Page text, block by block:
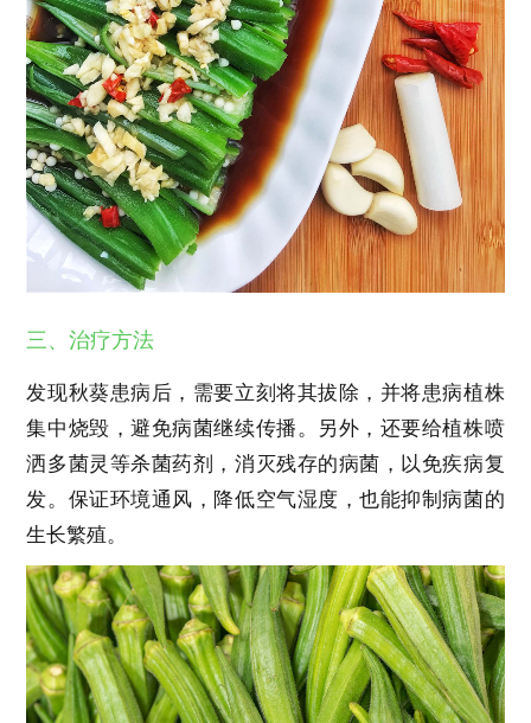
三、治疗方法
发现秋葵患病后，需要立刻将其拔除，并将患病植株
集中烧毁，避免病菌继续传播。另外，还要给植株喷
洒多菌灵等杀菌药剂，消灭残存的病菌，以免疾病复
发。保证环境通风，降低空气湿度，也能抑制病菌的
生长繁殖。